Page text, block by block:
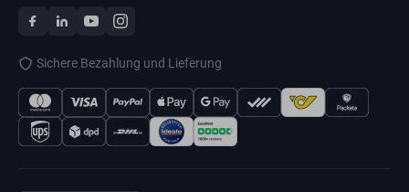
Sichere Bezahlung und Lieferung